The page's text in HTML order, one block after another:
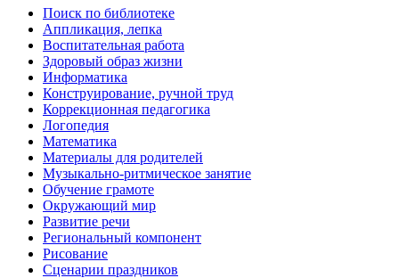
Поиск по библиотеке
Аппликация, лепка
Воспитательная работа
Здоровый образ жизни
Информатика
Конструирование, ручной труд
Коррекционная педагогика
Логопедия
Математика
Материалы для родителей
Музыкально-ритмическое занятие
Обучение грамоте
Окружающий мир
Развитие речи
Региональный компонент
Рисование
Сценарии праздников